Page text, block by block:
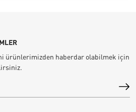
ürünlerimizden haberdar olabilmek için